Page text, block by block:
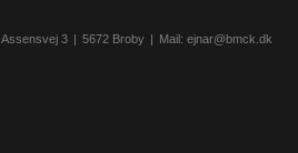
Assensvej 3 5672 Broby Mail: ejnar@bmck.dk